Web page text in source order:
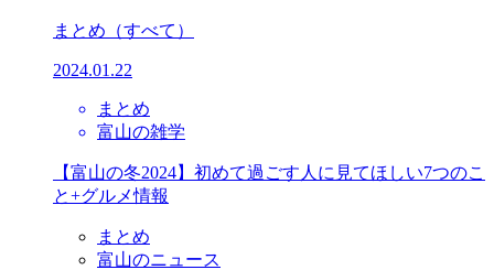
まとめ （すべて）
2024.01.22
まとめ
富山の雑学
【富山の冬2024】初めて過ごす人に見てほしい7つのこ
と+グルメ情報
まとめ
富山のニュース